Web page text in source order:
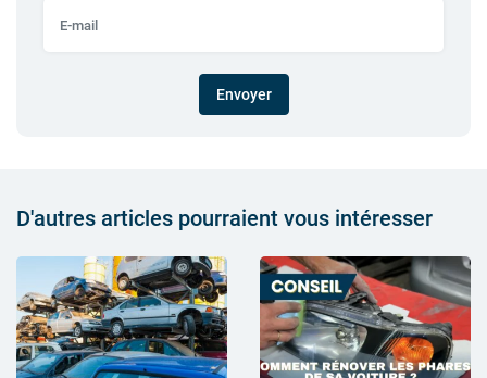
Envoyer
D'autres articles pourraient vous intéresser